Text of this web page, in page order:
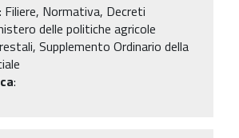
: Filiere, Normativa, Decreti
delle politiche agricole
Supplemento Ordinario della
: